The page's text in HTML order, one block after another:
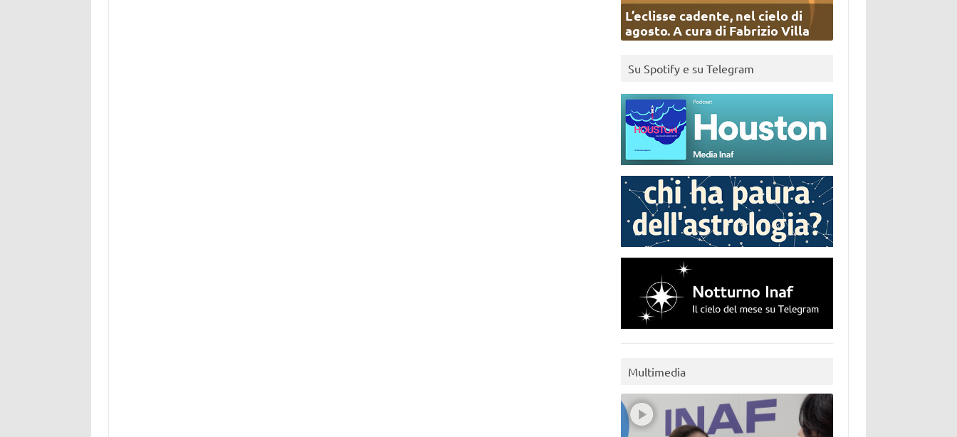
L’eclisse cadente, nel cielo di
agosto. A cura di Fabrizio Villa
Su Spotify e su Telegram
Multimedia